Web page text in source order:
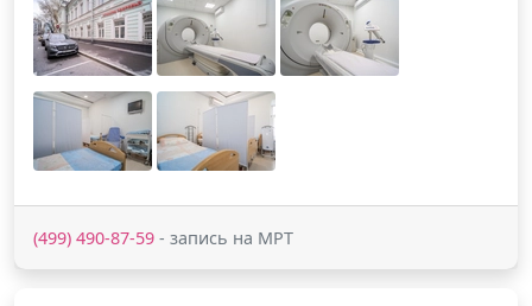
(499) 490-87-59 - запись на МРТ